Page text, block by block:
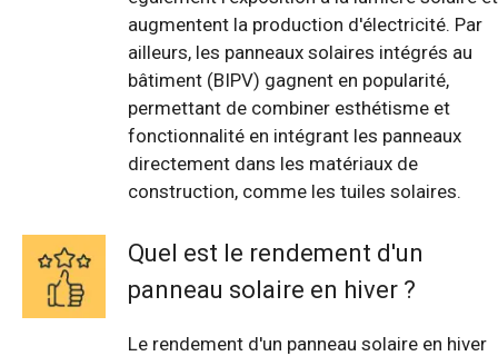
augmentent la production d'électricité. Par
ailleurs, les panneaux solaires intégrés au
bâtiment (BIPV) gagnent en popularité,
permettant de combiner esthétisme et
fonctionnalité en intégrant les panneaux
directement dans les matériaux de
construction, comme les tuiles solaires.
Quel est le rendement d'un
panneau solaire en hiver ?
Le rendement d'un panneau solaire en hiver